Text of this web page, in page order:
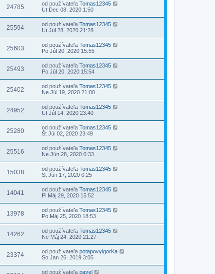
24785 od používateľa Tomas12345
Ut Dec 08, 2020 1:50
25594 od používateľa Tomas12345
Ut Júl 28, 2020 21:28
25603 od používateľa Tomas12345
Po Júl 20, 2020 15:55
25493 od používateľa Tomas12345
Po Júl 20, 2020 15:54
25402 od používateľa Tomas12345
Ne Júl 19, 2020 21:00
24952 od používateľa Tomas12345
Ut Júl 14, 2020 23:40
25280 od používateľa Tomas12345
Št Júl 02, 2020 23:49
25516 od používateľa Tomas12345
Ne Jún 28, 2020 0:33
15038 od používateľa Tomas12345
St Jún 17, 2020 0:25
14041 od používateľa Tomas12345
Pi Máj 29, 2020 15:52
13978 od používateľa Tomas12345
Po Máj 25, 2020 18:53
14262 od používateľa Tomas12345
Ne Máj 24, 2020 21:27
23374 od používateľa potapovyigorKa
So Jan 26, 2019 3:05
od používateľa pavel